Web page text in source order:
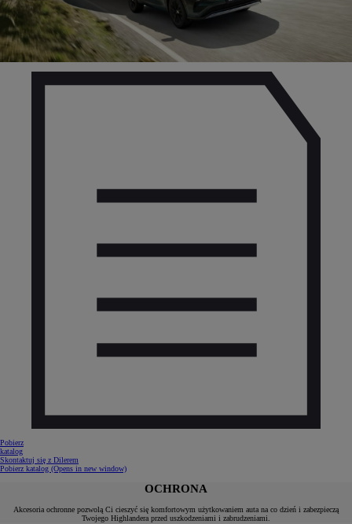
Pobierz
katalog
Skontaktuj się z Dilerem
Pobierz katalog (Opens in new window)
OCHRONA
Akcesoria ochronne pozwolą Ci cieszyć się komfortowym użytkowaniem auta na co dzień i zabezpieczą
Twojego Highlandera przed uszkodzeniami i zabrudzeniami.